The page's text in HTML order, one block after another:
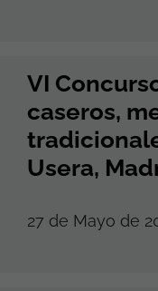
VI
caseros,
Usera,
27 de Mayo de